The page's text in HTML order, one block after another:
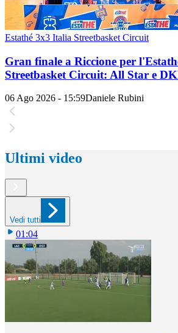
Estathé 3x3 Italia Streetbasket Circuit
Gran finale a Riccione per
Streetbasket Circuit: All Star e
06 Ago 2026 - 15:59Daniele Rubini
Ultimi video
Vedi tutti
01:04